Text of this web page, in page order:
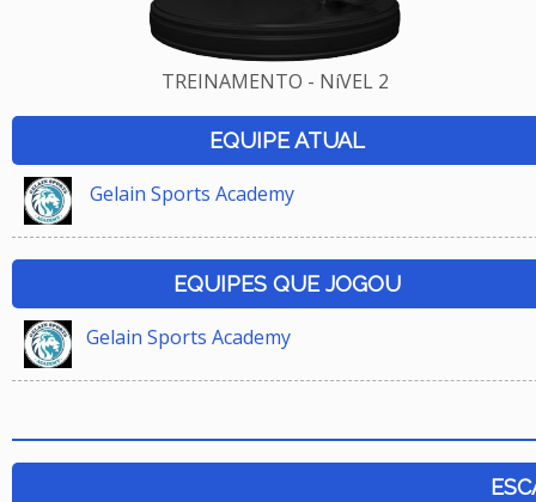
TREINAMENTO - NíVEL 2
EQUIPE ATUAL
Gelain Sports Academy
EQUIPES QUE JOGOU
Gelain Sports Academy